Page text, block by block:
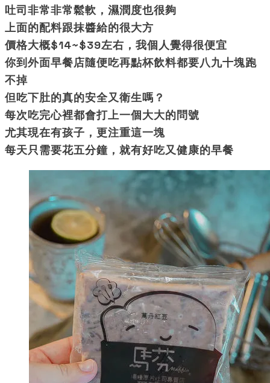
吐司非常非常鬆軟，濕潤度也很夠
上面的配料跟抹醬給的很大方
價格大概$14~$39左右，我個人覺得很便宜
你到外面早餐店隨便吃再點杯飲料都要八九十塊跑
不掉
但吃下肚的真的安全又衛生嗎？
每次吃完心裡都會打上一個大大的問號
尤其現在有孩子，更注重這一塊
每天只需要花五分鐘，就有好吃又健康的早餐